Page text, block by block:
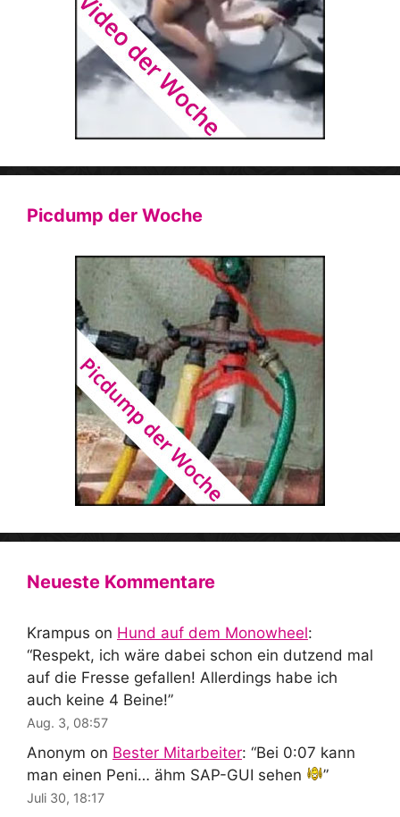
Picdump der Woche
Neueste Kommentare
Krampus on Hund auf dem Monowheel:
“Respekt, ich wäre dabei schon ein dutzend mal
auf die Fresse gefallen! Allerdings habe ich
auch keine 4 Beine!”
Aug. 3, 08:57
Anonym on Bester Mitarbeiter: “Bei 0:07 kann
man einen Peni… ähm SAP-GUI sehen
”
Juli 30, 18:17